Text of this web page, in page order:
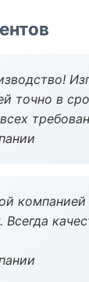
точно в
Всегда